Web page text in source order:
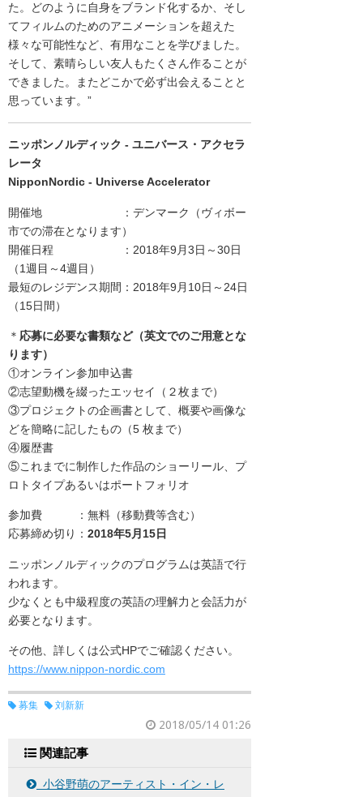
た。どのように自身をブランド化するか、そし
てフィルムのためのアニメーションを超えた
様々な可能性など、有用なことを学びました。
そして、素晴らしい友人もたくさん作ることが
できました。またどこかで必ず出会えることと
思っています。”
ニッポンノルディック - ユニバース・アクセラ
レータ
NipponNordic - Universe Accelerator
開催地 ：デンマーク（ヴィボー
市での滞在となります）
開催日程 ：2018年9月3日～30日
（1週目～4週目）
最短のレジデンス期間：2018年9月10日～24日
（15日間）
＊ 応募に必要な書類など（英文でのご用意とな
ります）
①オンライン参加申込書
②志望動機を綴ったエッセイ（２枚まで）
③プロジェクトの企画書として、概要や画像な
どを簡略に記したもの（5 枚まで）
④履歴書
⑤これまでに制作した作品のショーリール、プ
ロトタイプあるいはポートフォリオ
参加費 ：無料（移動費等含む）
応募締め切り： 2018年5月15日
ニッポンノルディックのプログラムは英語で行
われます。
少なくとも中級程度の英語の理解力と会話力が
必要となります。
その他、詳しくは公式HPでご確認ください。
https://www.nippon-nordic.com
募集 刘新新
2018/05/14 01:26
関連記事
小谷野萌のアーティスト・イン・レ